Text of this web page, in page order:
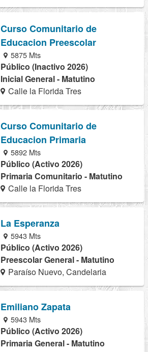
Curso Comunitario de
Educacion Preescolar
5875 Mts
Público (Inactivo 2026)
Inicial General - Matutino
Calle la Florida Tres
Curso Comunitario de
Educacion Primaria
5892 Mts
Público (Activo 2026)
Primaria Comunitario - Matutino
Calle la Florida Tres
La Esperanza
5943 Mts
Público (Activo 2026)
Preescolar General - Matutino
Paraíso Nuevo, Candelaria
Emiliano Zapata
5943 Mts
Público (Activo 2026)
Primaria General - Matutino